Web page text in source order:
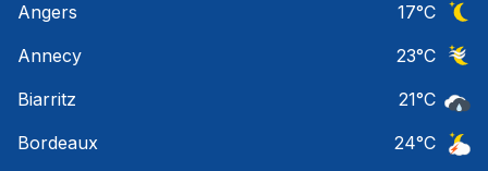
Angers 17°C
Annecy
23°C
Biarritz
21°C
Bordeaux
24°C